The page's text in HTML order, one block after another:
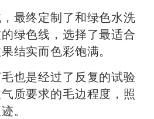
最终定制了和绿色水洗
绿色线，选择了最适合
结实而色彩饱满。
也是经过了反复的试验
质要求的毛边程度，照
。